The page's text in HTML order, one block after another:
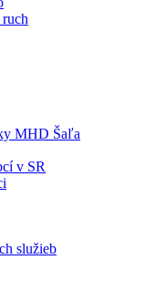
MHD Šaľa
v SR
služieb